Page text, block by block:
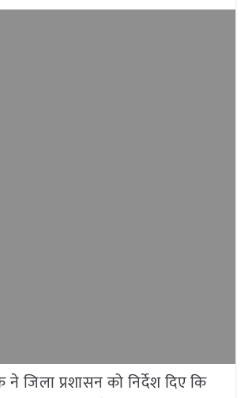
ने जिला प्रशासन को निर्देश दिए कि